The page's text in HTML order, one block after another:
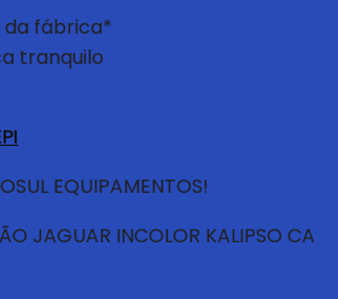
da fábrica*
tranquilo
EQUIPAMENTOS!
JAGUAR INCOLOR KALIPSO CA